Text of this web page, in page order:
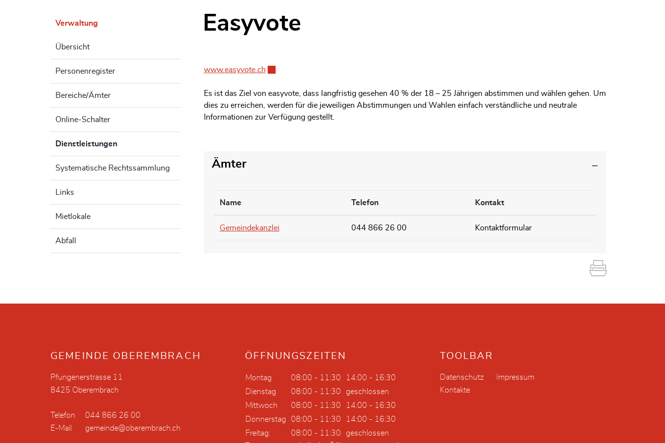
Verwaltung
Übersicht
Personenregister
Bereiche/Ämter
Online-Schalter
Dienstleistungen
Systematische Rechtssammlung
Links
Mietlokale
Abfall
Easyvote
www.easyvote.ch
Es ist das Ziel von easyvote, dass langfristig gesehen 40 % der 18 – 25 Jährigen abstimmen und wählen gehen. Um
dies zu erreichen, werden für die jeweiligen Abstimmungen und Wahlen einfach verständliche und neutrale
Informationen zur Verfügung gestellt.
Zugehörige Objekte
Ämter
Name Telefon Kontakt
Gemeindekanzlei 044 866 26 00 Kontaktformular
Fusszeile
GEMEINDE OBEREMBRACH
Pfungenerstrasse 11
8425 Oberembrach
Telefon
044 866 26 00
E-Mail
gemeinde@oberembrach.ch
ÖFFNUNGSZEITEN
Montag 08:00 - 11:30
14:00 - 16:30
Dienstag
08:00 - 11:30
geschlossen
Mittwoch
08:00 - 11:30
14:00 - 16:30
Donnerstag
08:00 - 11:30
14:00 - 16:30
Freitag:
08:00 - 11:30
geschlossen
TOOLBAR
Datenschutz
Impressum
Kontakte